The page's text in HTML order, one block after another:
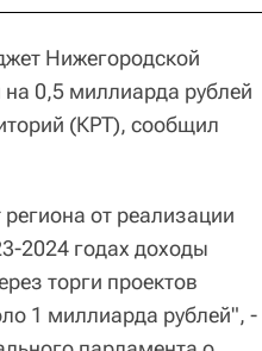
Нижегородской
0,5 миллиарда рублей
(КРТ), сообщил
от реализации
2024 годах доходы
торги проектов
1 миллиарда рублей", -